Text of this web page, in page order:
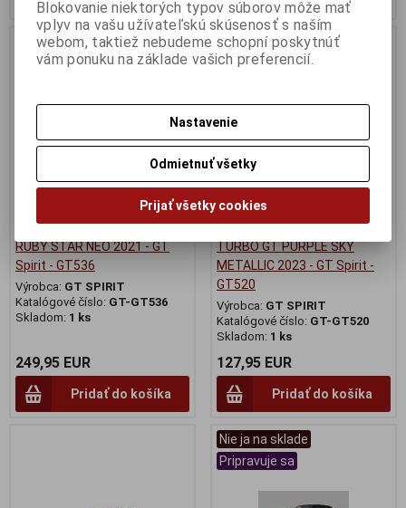
1:12 PORSCHE 911 [992] GT3
RUBY STAR NEO 2021 - GT
Spirit - GT536
Výrobca: GT SPIRIT
Katalógové číslo: GT-GT536
Skladom: 1 ks
249,95 EUR
Pridať do košíka
1:18 PORSCHE TAYCAN
TURBO GT PURPLE SKY
METALLIC 2023 - GT Spirit -
GT520
Výrobca: GT SPIRIT
Katalógové číslo: GT-GT520
Skladom: 1 ks
127,95 EUR
Pridať do košíka
Nie ja na sklade
Pripravuje sa
Blokovanie niektorých typov súborov môže mať
vplyv na vašu užívateľskú skúsenosť s naším
webom, taktiež nebudeme schopní poskytnúť
vám ponuku na základe vašich preferencií.
Nastavenie
Odmietnuť všetky
Prijať všetky cookies